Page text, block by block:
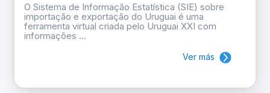
O Sistema de Informação Estatística (SIE) sobre
importação e exportação do Uruguai é uma
ferramenta virtual criada pelo Uruguai XXI com
informações ...
Ver más